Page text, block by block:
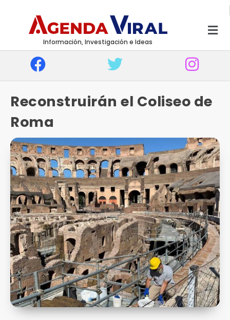
Información, Investigación e Ideas
Reconstruirán el Coliseo de
Roma